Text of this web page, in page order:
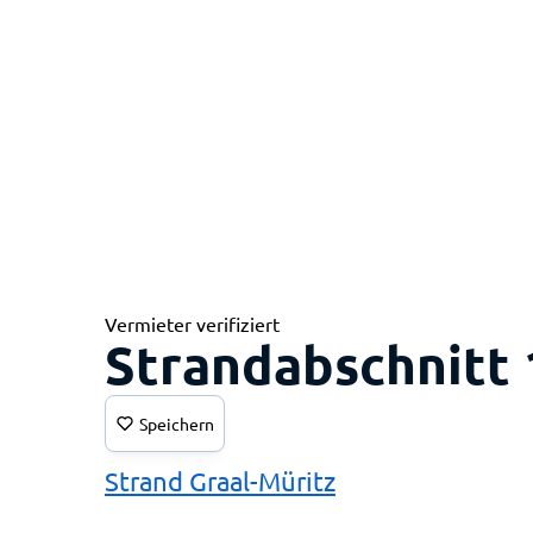
Vermieter verifiziert
Strandabschnitt
Speichern
Strand Graal-Müritz